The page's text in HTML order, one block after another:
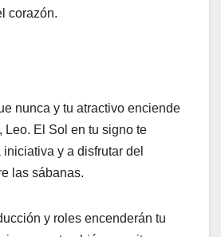
corazón.
nunca y tu atractivo enciende
Leo. El Sol en tu signo te
y a disfrutar del
las sábanas.
y roles encenderán tu